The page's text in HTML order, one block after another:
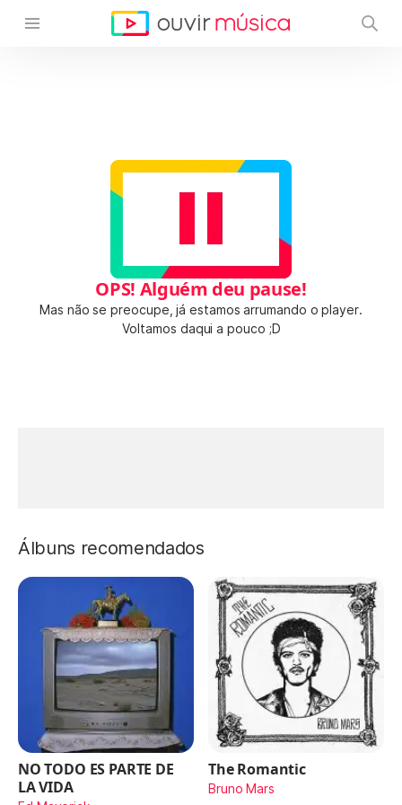
OPS! Alguém deu pause!
Mas não se preocupe, já estamos arrumando o player.
Voltamos daqui a pouco ;D
Álbuns recomendados
NO TODO ES PARTE DE
LA VIDA
The Romantic
Bruno Mars